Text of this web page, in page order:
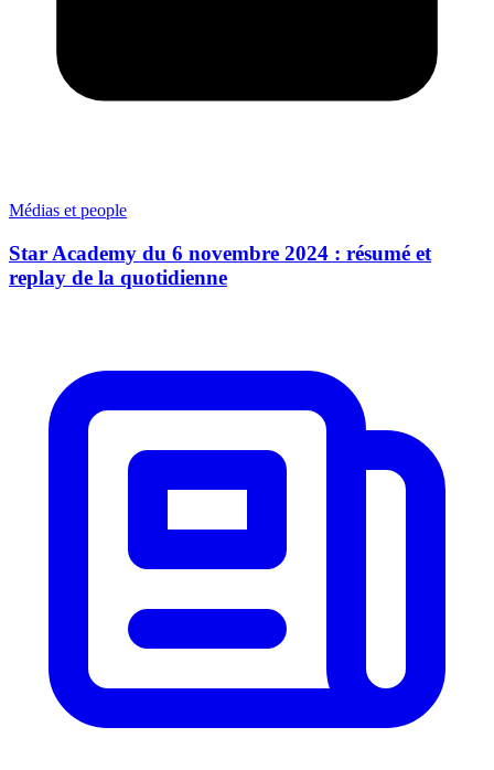
Médias et people
Star Academy du 6 novembre 2024 : résumé et
replay de la quotidienne